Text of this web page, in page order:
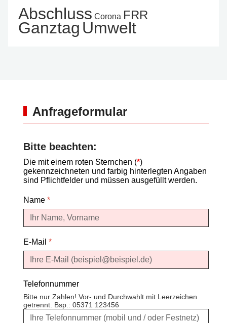
Abschluss Corona FRR
Ganztag Umwelt
Anfrageformular
Bitte beachten:
Die mit einem roten Sternchen (*)
gekennzeichneten und farbig hinterlegten Angaben
sind Pflichtfelder und müssen ausgefüllt werden.
Name*
E-Mail*
Telefonnummer
Bitte nur Zahlen! Vor- und Durchwahlt mit Leerzeichen
getrennt. Bsp.: 05371 123456